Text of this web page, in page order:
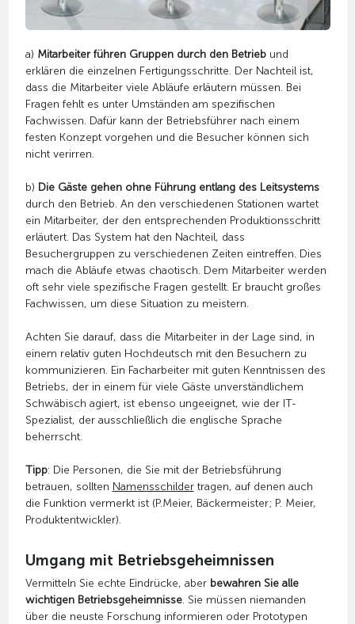
a) Mitarbeiter führen Gruppen durch den Betriebund
erklären die einzelnen Fertigungsschritte. Der Nachteil ist,
dass die Mitarbeiter viele Abläufe erläutern müssen. Bei
Fragen fehlt es unter Umständen am spezifischen
Fachwissen. Dafür kann der Betriebsführer nach einem
festen Konzept vorgehen und die Besucher können sich
nicht verirren.
b) Die Gäste gehen ohne Führung entlang des Leitsystems
durch den Betrieb. An den verschiedenen Stationen wartet
ein Mitarbeiter, der den entsprechenden Produktionsschritt
erläutert. Das System hat den Nachteil, dass
Besuchergruppen zu verschiedenen Zeiten eintreffen. Dies
mach die Abläufe etwas chaotisch. Dem Mitarbeiter werden
oft sehr viele spezifische Fragen gestellt. Er braucht großes
Fachwissen, um diese Situation zu meistern.
Achten Sie darauf, dass die Mitarbeiter in der Lage sind, in
einem relativ guten Hochdeutsch mit den Besuchern zu
kommunizieren. Ein Facharbeiter mit guten Kenntnissen des
Betriebs, der in einem für viele Gäste unverständlichem
Schwäbisch agiert, ist ebenso ungeeignet, wie der IT-
Spezialist, der ausschließlich die englische Sprache
beherrscht.
Tipp: Die Personen, die Sie mit der Betriebsführung
betrauen, sollten Namensschildertragen, auf denen auch
die Funktion vermerkt ist (P.Meier, Bäckermeister; P. Meier,
Produktentwickler).
Umgang mit Betriebsgeheimnissen
Vermitteln Sie echte Eindrücke, aber bewahren Sie alle
wichtigen Betriebsgeheimnisse. Sie müssen niemanden
über die neuste Forschung informieren oder Prototypen